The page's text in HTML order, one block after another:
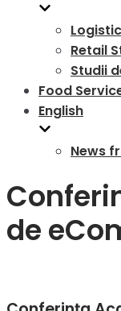
Retail
Studii
Food
English
News
de